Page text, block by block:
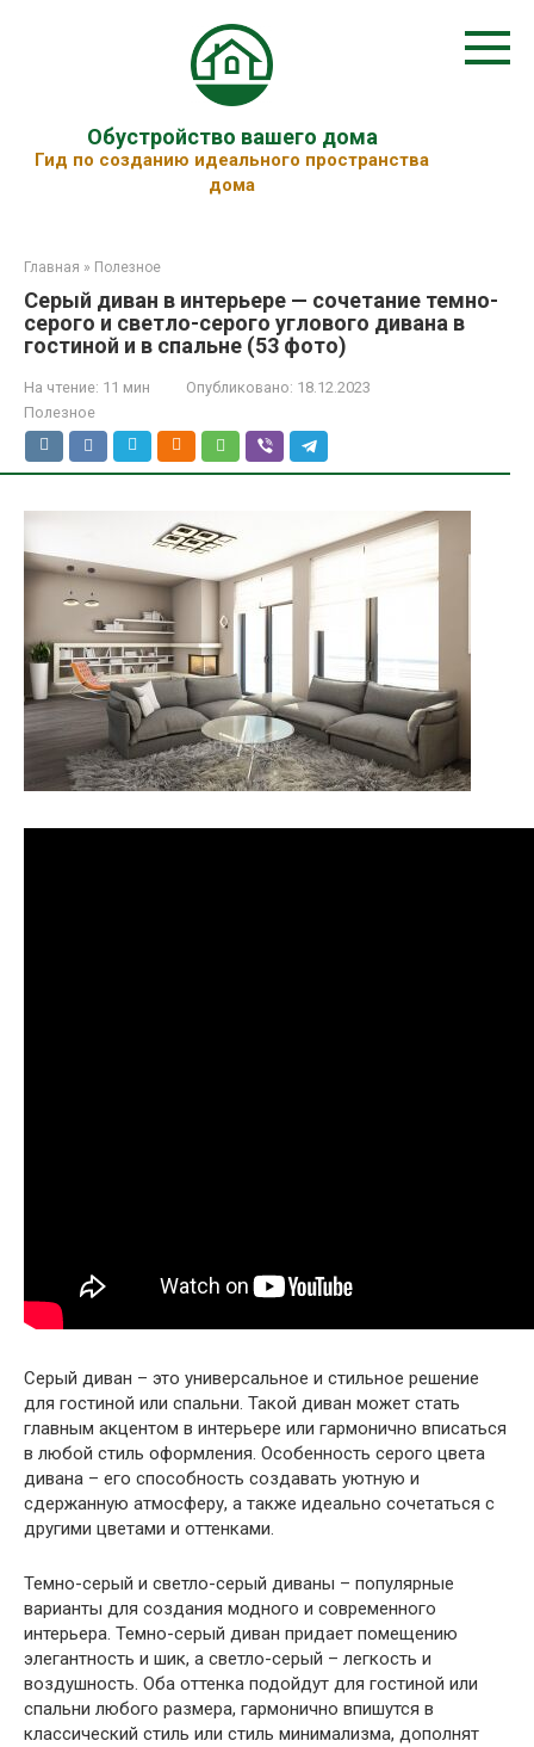
Обустройство вашего дома
Гид по созданию идеального пространства
дома
Главная » Полезное
Серый диван в интерьере — сочетание темно-
серого и светло-серого углового дивана в
гостиной и в спальне (53 фото)
На чтение: 11 мин Опубликовано: 18.12.2023
Полезное
Серый диван – это универсальное и стильное решение
для гостиной или спальни. Такой диван может стать
главным акцентом в интерьере или гармонично вписаться
в любой стиль оформления. Особенность серого цвета
дивана – его способность создавать уютную и
сдержанную атмосферу, а также идеально сочетаться с
другими цветами и оттенками.
Темно-серый и светло-серый диваны – популярные
варианты для создания модного и современного
интерьера. Темно-серый диван придает помещению
элегантность и шик, а светло-серый – легкость и
воздушность. Оба оттенка подойдут для гостиной или
спальни любого размера, гармонично впишутся в
классический стиль или стиль минимализма, дополнят